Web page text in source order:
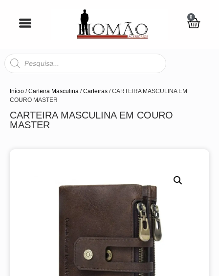
0
Início /Carteira Masculina /Carteiras / CARTEIRA MASCULINA EM
COURO MASTER
CARTEIRA MASCULINA EM COURO
MASTER